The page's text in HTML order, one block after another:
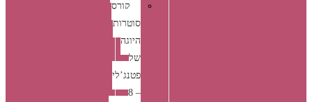
קורס
סוטרות
היוגה
של
פטנג’לי
– 8